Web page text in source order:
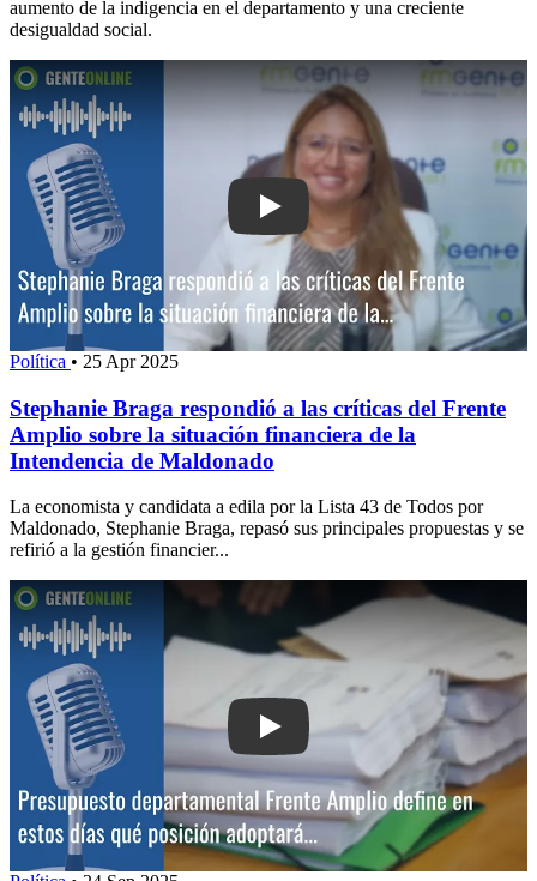
aumento de la indigencia en el departamento y una creciente
desigualdad social.
Play: Stephanie Braga respondió a
Política • 25 Apr 2025
Stephanie Braga respondió a las críticas del Frente
Amplio sobre la situación financiera de la
Intendencia de Maldonado
La economista y candidata a edila por la Lista 43 de Todos por
Maldonado, Stephanie Braga, repasó sus principales propuestas y se
refirió a la gestión financier...
Play: Presupuesto departamental: